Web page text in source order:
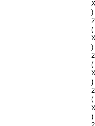
)
(
)
(
)
(
)